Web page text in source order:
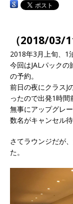
（2018/03/
2018年3月上旬、1
今回はJALパック
の予約。
前日の夜にクラスJ
ったので出発1時間
無事にアップグレ
数名がキャンセル
さてラウンジだが
た。